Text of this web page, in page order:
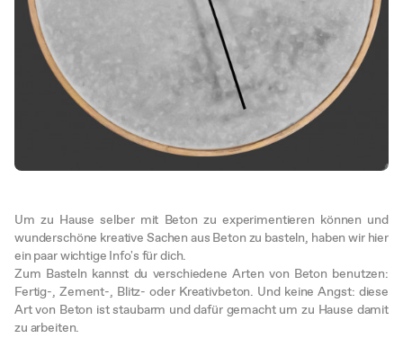
Um zu Hause selber mit Beton zu experimentieren können und
wunderschöne kreative Sachen aus Beton zu basteln, haben wir hier
ein paar wichtige Info's für dich.
Zum Basteln kannst du verschiedene Arten von Beton benutzen:
Fertig-, Zement-, Blitz- oder Kreativbeton. Und keine Angst: diese
Art von Beton ist staubarm und dafür gemacht um zu Hause damit
zu arbeiten.